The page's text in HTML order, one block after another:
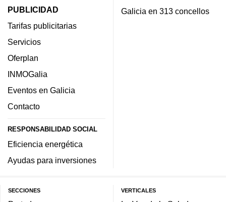
PUBLICIDAD
Tarifas publicitarias
Servicios
Oferplan
INMOGalia
Eventos en Galicia
Contacto
RESPONSABILIDAD SOCIAL
Eficiencia energética
Ayudas para inversiones
Galicia en 313 concellos
SECCIONES VERTICALES